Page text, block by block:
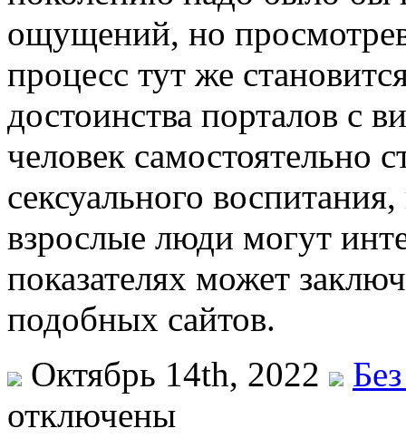
ощущений, но
процесс тут же
достоинства порталов с
человек самостоятельно
сексуального
взрослые люди могут
показателях может
подобных сайтов.
Октябрь 14th, 2022
отключены